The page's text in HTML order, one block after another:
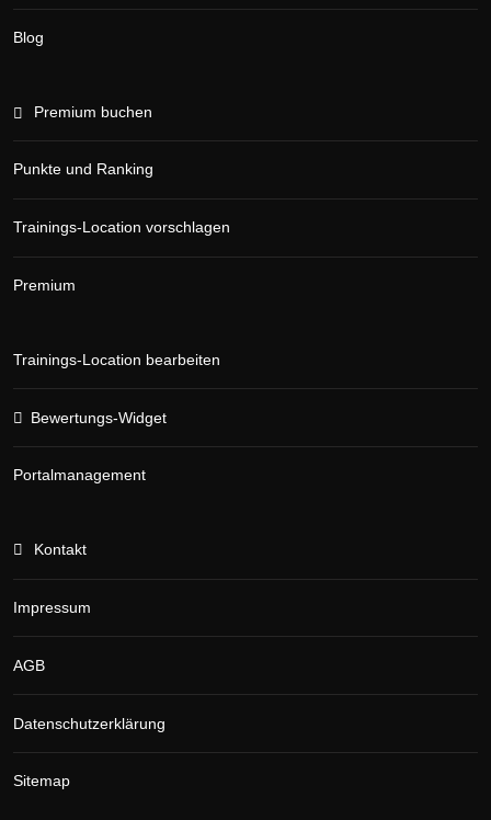
Blog
Premium buchen
Punkte und Ranking
Trainings-Location vorschlagen
Premium
Trainings-Location bearbeiten
Bewertungs-Widget
Portalmanagement
Kontakt
Impressum
AGB
Datenschutzerklärung
Sitemap